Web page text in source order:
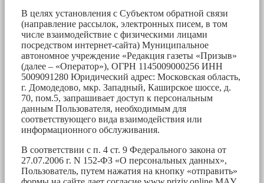
В целях установления с Субъектом обратной связи
(направление рассылок, электронных писем, в том
числе взаимодействие с физическими лицами
посредством интернет-сайта) Муниципальное
автономное учреждение «Редакция газеты «Призыв»
(далее – «Оператор»), ОГРН 1145009000256 ИНН
5009091280 Юридический адрес: Московская область,
г. Домодедово, мкр. Западный, Каширское шоссе, д.
70, пом.5, запрашивает доступ к персональным
данным Пользователя, необходимым для
соответствующего вида взаимодействия или
информационного обслуживания.
В соответствии с п. 4 ст. 9 Федерального закона от
27.07.2006 г. N 152-ФЗ «О персональных данных»,
Пользователь, путем нажатия на кнопку «отправить»